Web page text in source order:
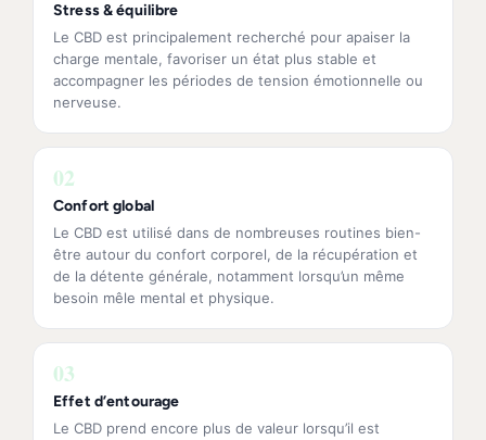
Stress & équilibre
Le CBD est principalement recherché pour apaiser la
charge mentale, favoriser un état plus stable et
accompagner les périodes de tension émotionnelle ou
nerveuse.
02
Confort global
Le CBD est utilisé dans de nombreuses routines bien-
être autour du confort corporel, de la récupération et
de la détente générale, notamment lorsqu’un même
besoin mêle mental et physique.
03
Effet d’entourage
Le CBD prend encore plus de valeur lorsqu’il est